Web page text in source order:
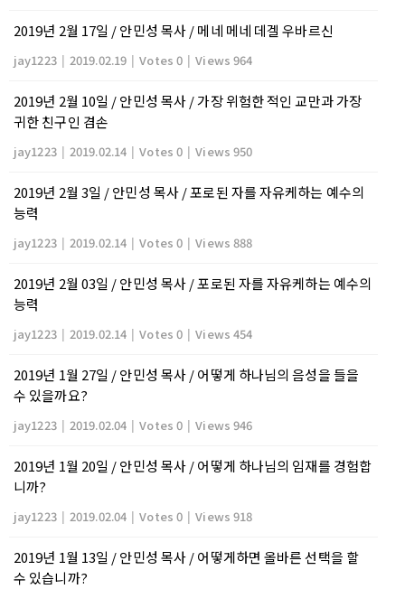
2019년 2월 17일 / 안민성 목사 / 메네 메네 데겔 우바르신
jay1223 | 2019.02.19 | Votes 0 | Views 964
2019년 2월 10일 / 안민성 목사 / 가장 위험한 적인 교만과 가장
귀한 친구인 겸손
jay1223 | 2019.02.14 | Votes 0 | Views 950
2019년 2월 3일 / 안민성 목사 / 포로된 자를 자유케하는 예수의
능력
jay1223 | 2019.02.14 | Votes 0 | Views 888
2019년 2월 03일 / 안민성 목사 / 포로된 자를 자유케하는 예수의
능력
jay1223 | 2019.02.14 | Votes 0 | Views 454
2019년 1월 27일 / 안민성 목사 / 어떻게 하나님의 음성을 들을
수 있을까요?
jay1223 | 2019.02.04 | Votes 0 | Views 946
2019년 1월 20일 / 안민성 목사 / 어떻게 하나님의 임재를 경험합
니까?
jay1223 | 2019.02.04 | Votes 0 | Views 918
2019년 1월 13일 / 안민성 목사 / 어떻게하면 올바른 선택을 할
수 있습니까?